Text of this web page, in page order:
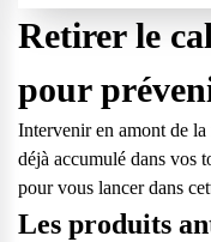
Retirer le
pour
Intervenir en amont de
déjà accumulé dans vos
pour vous lancer dans
Les produits